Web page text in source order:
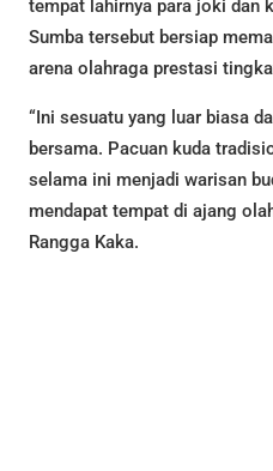
tempat lahirnya para joki dan
Sumba tersebut bersiap
arena olahraga prestasi
“Ini sesuatu yang luar biasa
bersama. Pacuan kuda
selama ini menjadi warisan
mendapat tempat di ajang
Rangga Kaka.